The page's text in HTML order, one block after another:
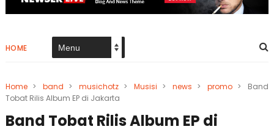
HOME
Home > band > musichotz > Musisi > news > promo >
Band
Tobat Rilis Album EP di Jakarta
Band Tobat Rilis Album EP di